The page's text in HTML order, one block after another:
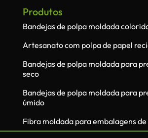
Produtos
Bandejas de polpa moldada
Artesanato com polpa de papel
Bandejas de polpa moldada para
seco
Bandejas de polpa moldada para
úmido
Fibra moldada para embalagens